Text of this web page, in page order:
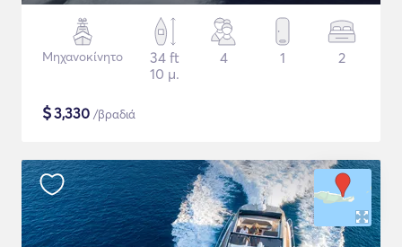
Μηχανοκίνητο
34 ft
10 μ.
4 1 2
$3,330 /βραδιά